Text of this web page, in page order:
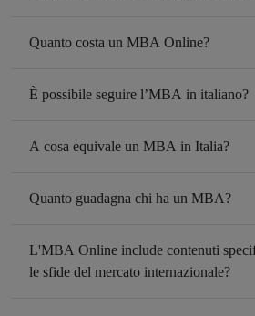
Quanto costa un MBA Online?
È possibile seguire l’MBA in italiano?
A cosa equivale un MBA in Italia?
Quanto guadagna chi ha un MBA?
L'MBA Online include contenuti
le sfide del mercato internazionale?